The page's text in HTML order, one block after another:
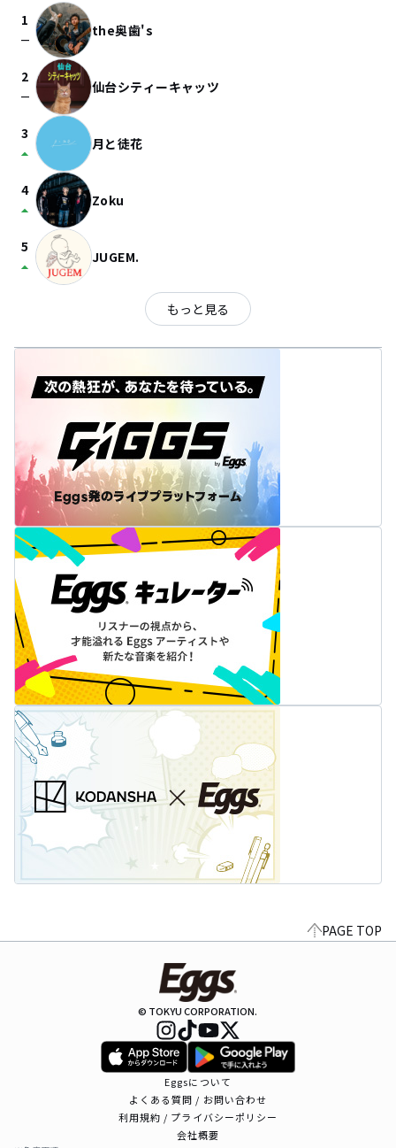
1
check_indeterminate_small the奥歯's
2
check_indeterminate_small 仙台シティーキャッツ
3
arrow_drop_up 月と徒花
4
arrow_drop_up Zoku
5
arrow_drop_up JUGEM.
もっと見る
PAGE TOP
© TOKYU CORPORATION.
Eggsについて
よくある質問 / お問い合わせ
利用規約 / プライバシーポリシー
会社概要